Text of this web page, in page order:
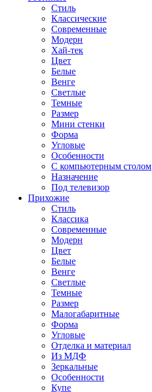
Стиль
Классические
Современные
Модерн
Хай-тек
Цвет
Белые
Венге
Светлые
Темные
Размер
Мини стенки
Форма
Угловые
Особенности
С компьютерным столом
Назначение
Под телевизор
Прихожие
Стиль
Классика
Современные
Модерн
Цвет
Белые
Венге
Светлые
Темные
Размер
Малогабаритные
Форма
Угловые
Отделка и материал
Из МДФ
Зеркальные
Особенности
Купе